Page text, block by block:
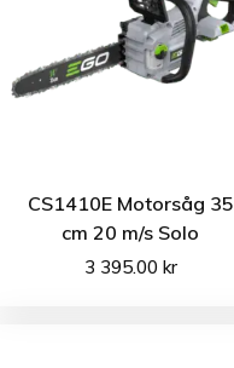
CS1410E Motorsåg 35
cm 20 m/s Solo
3 395.00 kr